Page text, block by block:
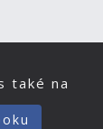
také na